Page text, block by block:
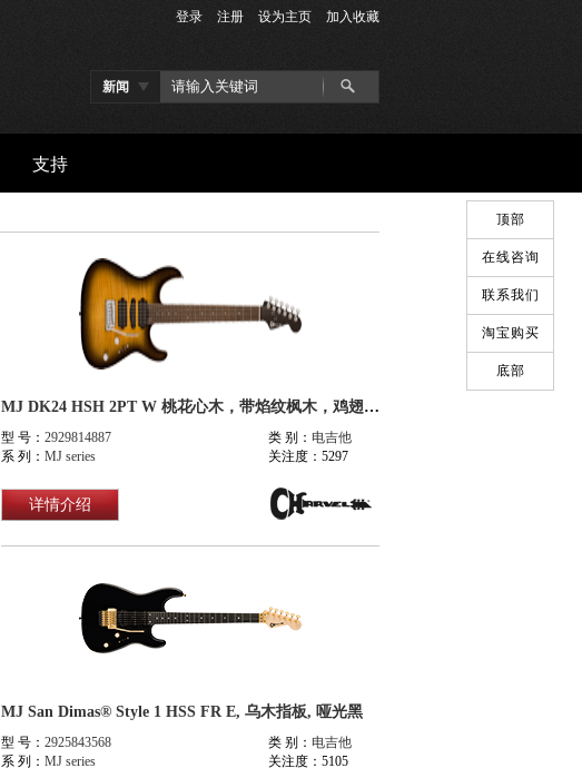
登录 注册 设为主页 加入收藏
新闻
支持
MJ DK24 HSH 2PT W 桃花心木，带焰纹枫木，鸡翅木指板，北极渐变色
型 号： 2929814887 类 别： 电吉他
系 列： MJ series 关注度：5297
详情介绍
MJ San Dimas® Style 1 HSS FR E, 乌木指板, 哑光黑
型 号： 2925843568 类 别： 电吉他
系 列： MJ series 关注度：5105
顶部
在线咨询
联系我们
淘宝购买
底部